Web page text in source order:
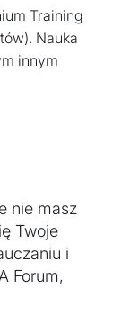
Training
Nauka
innym
nie masz
Twoje
i
Forum,